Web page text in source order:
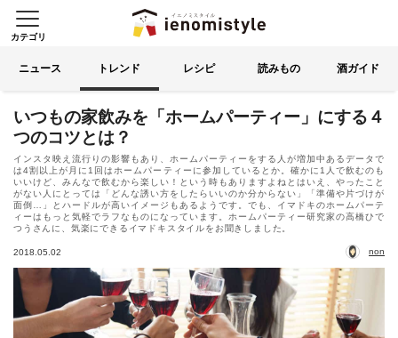
イエノミスタイル 家飲みを楽
カテゴリ
る
ニュース トレンド レシピ 読みもの 酒ガイド
いつもの家飲みを「ホームパーティー」にする４
つのコツとは？
インスタ映え流行りの影響もあり、ホームパーティーをする人が増加中あるデータで
は4割以上が月に1回はホームパーティーに参加しているとか。確かに1人で飲むのも
いいけど、みんなで飲むから楽しい！という時もありますよねとはいえ、やったこと
がない人にとっては「どんな誘い方をしたらいいのか分からない」「準備や片づけが
面倒…」とハードルが高いイメージもあるようです。でも、イマドキのホームパーテ
ィーはもっと気軽でラフなものになっています。ホームパーティー研究家の高橋ひで
つうさんに、気楽にできるイマドキスタイルをお聞きしました。
2018.05.02 non